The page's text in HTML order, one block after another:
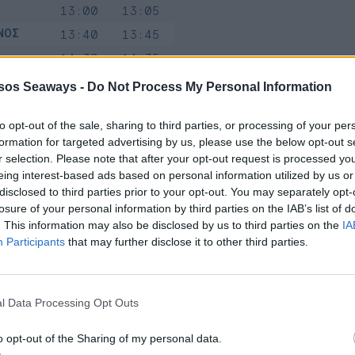
Seaways - Do Not Process My Personal Information
opt-out of the sale, sharing to third parties, or processing of your
for targeted advertising by us, please use the below opt-out
selection. Please note that after your opt-out request is processed
interest-based ads based on personal information utilized by us
to third parties prior to your opt-out. You may separately
of your personal information by third parties on the IAB’s list of
This information may also be disclosed by us to third parties on the
Participants that may further disclose it to other third parties.
Data Processing Opt Outs
opt-out of the Sharing of my personal data.
13:00
13:05
13:40
13:45
14:30
14:35
14:55
15:00
16:20
16:25
16:45
16:50
18:00
PRIDE
ARRIVAL DEPARTURE
08:50
08:55
PANAGIA SKIADENI
ΣΥΜΗ